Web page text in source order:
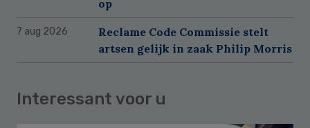
op
7 aug 2026
Reclame Code Commissie stelt
artsen gelijk in zaak Philip Morris
Interessant voor u